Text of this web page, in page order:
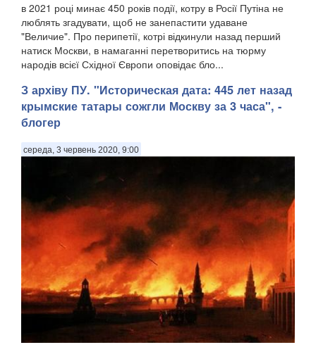
в 2021 році минає 450 років події, котру в Росії Путіна не
люблять згадувати, щоб не занепастити удаване
"Величие". Про перипетії, котрі відкинули назад перший
натиск Москви, в намаганні перетворитись на тюрму
народів всієї Східної Європи оповідає бло...
З архіву ПУ. "Историческая дата: 445 лет назад
крымские татары сожгли Москву за 3 часа", -
блогер
середа, 3 червень 2020, 9:00